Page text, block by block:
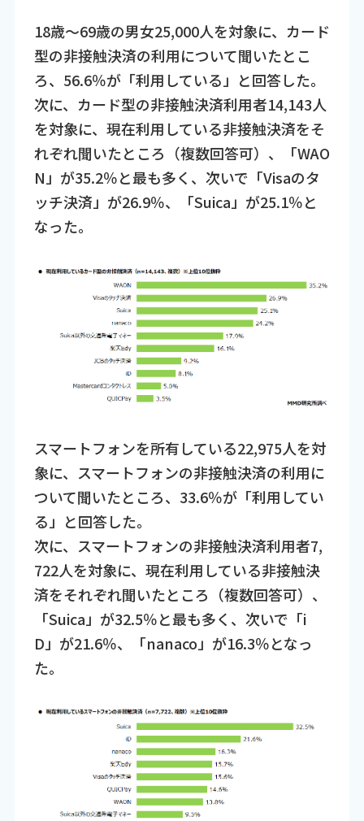
18歳～69歳の男女25,000人を対象に、カード
型の非接触決済の利用について聞いたとこ
ろ、56.6％が「利用している」と回答した。
次に、カード型の非接触決済利用者14,143人
を対象に、現在利用している非接触決済をそ
れぞれ聞いたところ（複数回答可）、「WAO
N」が35.2％と最も多く、次いで「Visaのタ
ッチ決済」が26.9％、「Suica」が25.1％と
なった。
スマートフォンを所有している22,975人を対
象に、スマートフォンの非接触決済の利用に
ついて聞いたところ、33.6％が「利用してい
る」と回答した。
次に、スマートフォンの非接触決済利用者7,
722人を対象に、現在利用している非接触決
済をそれぞれ聞いたところ（複数回答可）、
「Suica」が32.5％と最も多く、次いで「i
D」が21.6％、「nanaco」が16.3％となっ
た。